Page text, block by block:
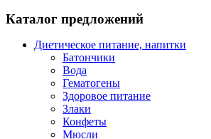
Каталог предложений
Диетическое питание, напитки
Батончики
Вода
Гематогены
Здоровое питание
Злаки
Конфеты
Мюсли